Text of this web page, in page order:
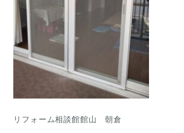
リフォーム相談館館山　朝倉